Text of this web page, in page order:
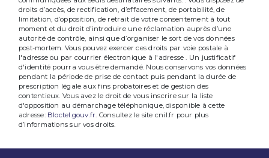
droits d’accès, de rectification, d’effacement, de portabilité, de
limitation, d’opposition, de retrait de votre consentement à tout
moment et du droit d’introduire une réclamation auprès d’une
autorité de contrôle, ainsi que d’organiser le sort de vos données
post-mortem. Vous pouvez exercer ces droits par voie postale à
l'adresse ou par courrier électronique à l'adresse . Un justificatif
d'identité pourra vous être demandé. Nous conservons vos données
pendant la période de prise de contact puis pendant la durée de
prescription légale aux fins probatoires et de gestion des
contentieux. Vous avez le droit de vous inscrire sur la liste
d'opposition au démarchage téléphonique, disponible à cette
adresse: Bloctel.gouv.fr. Consultez le site cnil.fr pour plus
d’informations sur vos droits.